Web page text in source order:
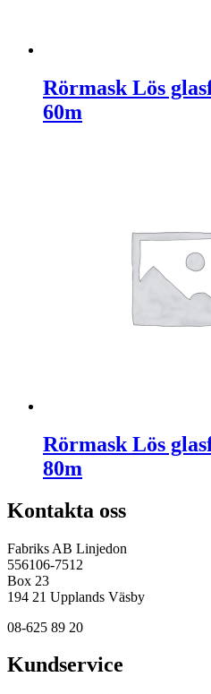
Rörmask Lös
60m
Rörmask Lös
80m
Kontakta oss
Fabriks AB Linjedon
556106-7512
Box 23
194 21 Upplands Väsby
08-625 89 20
Kundservice